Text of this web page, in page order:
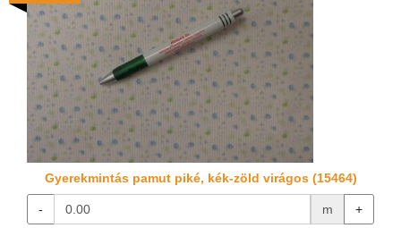
Gyerekmintás pamut piké, kék-zöld virágos (15464)
- m +